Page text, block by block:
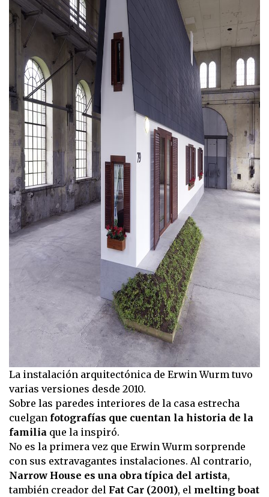
La instalación arquitectónica de Erwin Wurm tuvo
varias versiones desde 2010.
Sobre las paredes interiores de la casa estrecha
cuelgan fotografías que cuentan la historia de la
familia que la inspiró.
No es la primera vez que Erwin Wurm sorprende
con sus extravagantes instalaciones. Al contrario,
Narrow House es una obra típica del artista,
también creador del Fat Car (2001), el melting boat